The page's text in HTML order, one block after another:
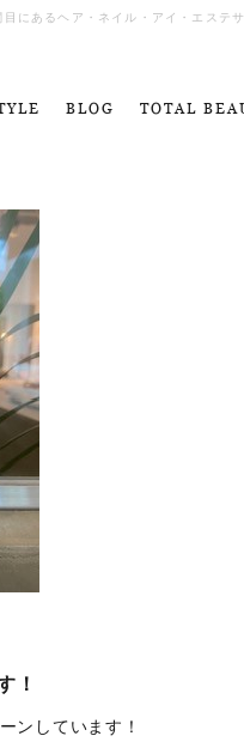
にあるヘア・ネイル・アイ・エステサ
BLOG TOTAL
！
ンしています！